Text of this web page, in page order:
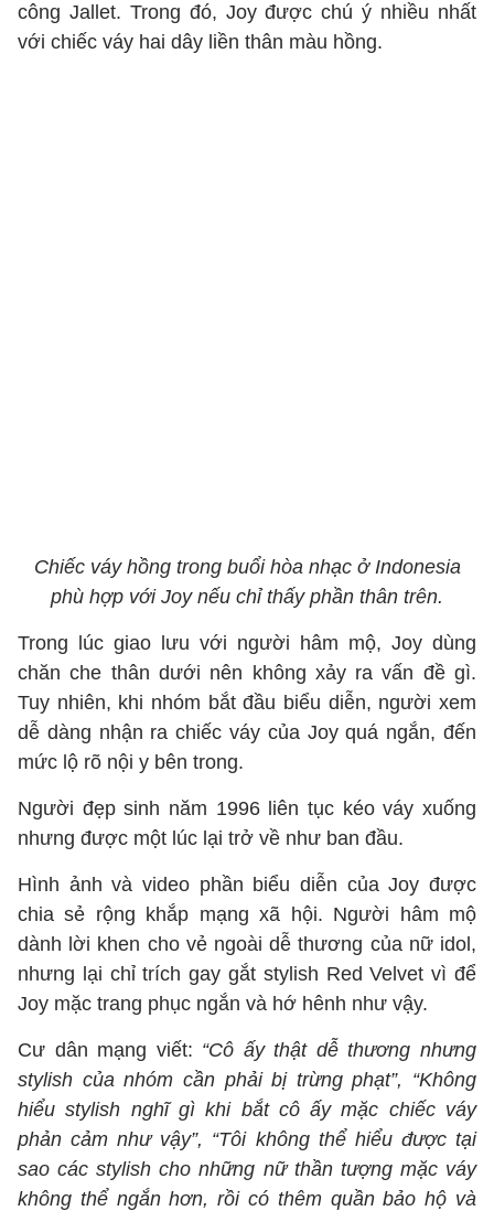
công Jallet. Trong đó, Joy được chú ý nhiều nhất
với chiếc váy hai dây liền thân màu hồng.
Chiếc váy hồng trong buổi hòa nhạc ở Indonesia
phù hợp với Joy nếu chỉ thấy phần thân trên.
Trong lúc giao lưu với người hâm mộ, Joy dùng
chăn che thân dưới nên không xảy ra vấn đề gì.
Tuy nhiên, khi nhóm bắt đầu biểu diễn, người xem
dễ dàng nhận ra chiếc váy của Joy quá ngắn, đến
mức lộ rõ nội y bên trong.
Người đẹp sinh năm 1996 liên tục kéo váy xuống
nhưng được một lúc lại trở về như ban đầu.
Hình ảnh và video phần biểu diễn của Joy được
chia sẻ rộng khắp mạng xã hội. Người hâm mộ
dành lời khen cho vẻ ngoài dễ thương của nữ idol,
nhưng lại chỉ trích gay gắt stylish Red Velvet vì để
Joy mặc trang phục ngắn và hớ hênh như vậy.
Cư dân mạng viết: “Cô ấy thật dễ thương nhưng
stylish của nhóm cần phải bị trừng phạt”, “Không
hiểu stylish nghĩ gì khi bắt cô ấy mặc chiếc váy
phản cảm như vậy”, “Tôi không thể hiểu được tại
sao các stylish cho những nữ thần tượng mặc váy
không thể ngắn hơn, rồi có thêm quần bảo hộ và